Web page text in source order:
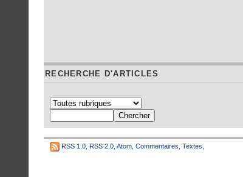
RECHERCHE D'ARTICLES
RSS 1.0 RSS 2.0 Atom Commentaires Textes